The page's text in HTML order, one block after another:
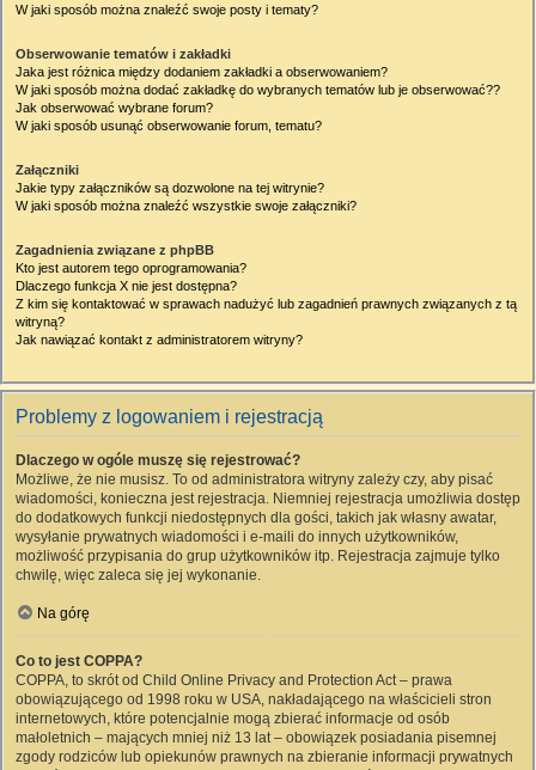
W jaki sposób można znaleźć swoje posty i tematy?
Obserwowanie tematów i zakładki
Jaka jest różnica między dodaniem zakładki a obserwowaniem?
W jaki sposób można dodać zakładkę do wybranych tematów lub je obserwować??
Jak obserwować wybrane forum?
W jaki sposób usunąć obserwowanie forum, tematu?
Załączniki
Jakie typy załączników są dozwolone na tej witrynie?
W jaki sposób można znaleźć wszystkie swoje załączniki?
Zagadnienia związane z phpBB
Kto jest autorem tego oprogramowania?
Dlaczego funkcja X nie jest dostępna?
Z kim się kontaktować w sprawach nadużyć lub zagadnień prawnych związanych z tą
witryną?
Jak nawiązać kontakt z administratorem witryny?
Problemy z logowaniem i rejestracją
Dlaczego w ogóle muszę się rejestrować?
Możliwe, że nie musisz. To od administratora witryny zależy czy, aby pisać
wiadomości, konieczna jest rejestracja. Niemniej rejestracja umożliwia dostęp
do dodatkowych funkcji niedostępnych dla gości, takich jak własny awatar,
wysyłanie prywatnych wiadomości i e-maili do innych użytkowników,
możliwość przypisania do grup użytkowników itp. Rejestracja zajmuje tylko
chwilę, więc zaleca się jej wykonanie.
Na górę
Co to jest COPPA?
COPPA, to skrót od Child Online Privacy and Protection Act – prawa
obowiązującego od 1998 roku w USA, nakładającego na właścicieli stron
internetowych, które potencjalnie mogą zbierać informacje od osób
małoletnich – mających mniej niż 13 lat – obowiązek posiadania pisemnej
zgody rodziców lub opiekunów prawnych na zbieranie informacji prywatnych